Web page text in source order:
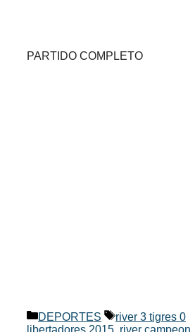
PARTIDO COMPLETO
Categorías
DEPORTES Etiquetas
river 3 tigres 0
libertadores 2015, river campeon